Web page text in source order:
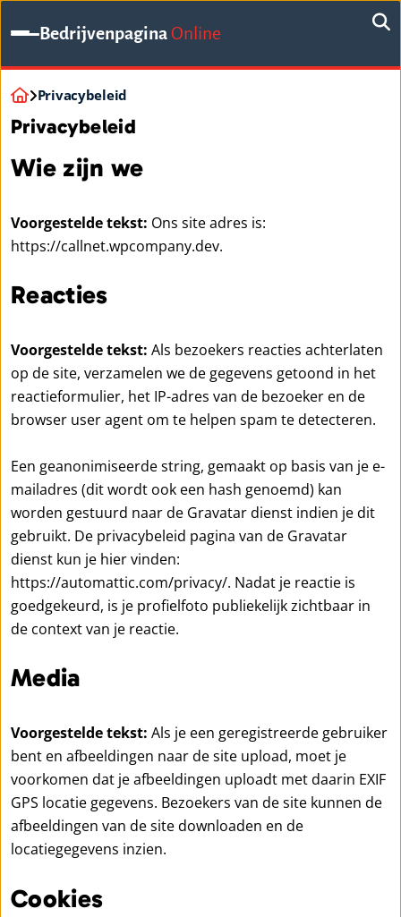
BedrijvenpaginaOnline
Privacybeleid
Privacybeleid
Wie zijn we
Voorgestelde tekst: Ons site adres is:
https://callnet.wpcompany.dev.
Reacties
Voorgestelde tekst: Als bezoekers reacties achterlaten
op de site, verzamelen we de gegevens getoond in het
reactieformulier, het IP-adres van de bezoeker en de
browser user agent om te helpen spam te detecteren.
Een geanonimiseerde string, gemaakt op basis van je e-
mailadres (dit wordt ook een hash genoemd) kan
worden gestuurd naar de Gravatar dienst indien je dit
gebruikt. De privacybeleid pagina van de Gravatar
dienst kun je hier vinden:
https://automattic.com/privacy/. Nadat je reactie is
goedgekeurd, is je profielfoto publiekelijk zichtbaar in
de context van je reactie.
Media
Voorgestelde tekst: Als je een geregistreerde gebruiker
bent en afbeeldingen naar de site upload, moet je
voorkomen dat je afbeeldingen uploadt met daarin EXIF
GPS locatie gegevens. Bezoekers van de site kunnen de
afbeeldingen van de site downloaden en de
locatiegegevens inzien.
Cookies